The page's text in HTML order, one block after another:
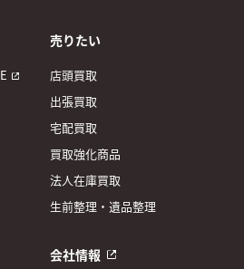
売りたい
店頭買取
出張買取
宅配買取
買取強化商品
法人在庫買取
生前整理・遺品整理
会社情報